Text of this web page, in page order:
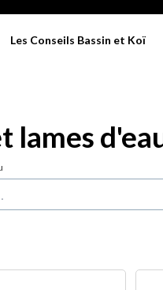
Les Conseils Bassin et Koï
lames